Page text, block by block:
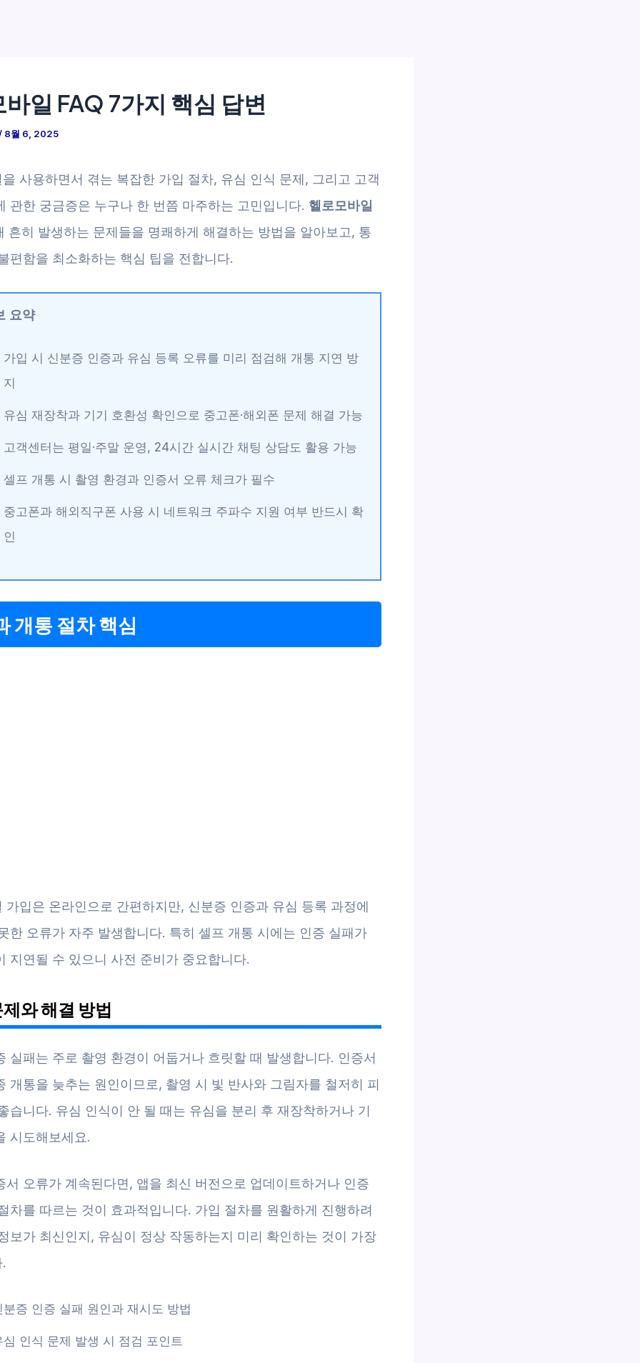
일 FAQ 7가지 핵심 답변
8월 6, 2025
사용하면서 겪는 복잡한 가입 절차, 유심 인식 문제, 그리고 고객
관한 궁금증은 누구나 한 번쯤 마주하는 고민입니다. 헬로모바일
흔히 발생하는 문제들을 명쾌하게 해결하는 방법을 알아보고, 통
편함을 최소화하는 핵심 팁을 전합니다.
요약
가입 시 신분증 인증과 유심 등록 오류를 미리 점검해 개통 지연 방
지
유심 재장착과 기기 호환성 확인으로 중고폰·해외폰 문제 해결 가능
고객센터는 평일·주말 운영, 24시간 실시간 채팅 상담도 활용 가능
셀프 개통 시 촬영 환경과 인증서 오류 체크가 필수
중고폰과 해외직구폰 사용 시 네트워크 주파수 지원 여부 반드시 확
인
개통 절차 핵심
가입은 온라인으로 간편하지만, 신분증 인증과 유심 등록 과정에
한 오류가 자주 발생합니다. 특히 셀프 개통 시에는 인증 실패가
지연될 수 있으니 사전 준비가 중요합니다.
와 해결 방법
실패는 주로 촬영 환경이 어둡거나 흐릿할 때 발생합니다. 인증서
개통을 늦추는 원인이므로, 촬영 시 빛 반사와 그림자를 철저히 피
습니다. 유심 인식이 안 될 때는 유심을 분리 후 재장착하거나 기
시도해보세요.
서 오류가 계속된다면, 앱을 최신 버전으로 업데이트하거나 인증
차를 따르는 것이 효과적입니다. 가입 절차를 원활하게 진행하려
보가 최신인지, 유심이 정상 작동하는지 미리 확인하는 것이 가장
분증 인증 실패 원인과 재시도 방법
심 인식 문제 발생 시 점검 포인트